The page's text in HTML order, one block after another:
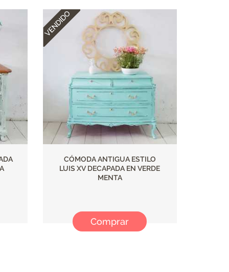
CÓMODA ANTIGUA ESTILO
LUIS XV DECAPADA EN VERDE
MENTA
Comprar